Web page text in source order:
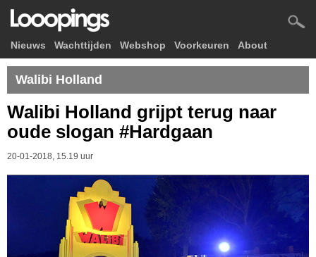
Nieuws Wachttijden Webshop Voorkeuren About
Walibi Holland
Walibi Holland grijpt terug naar
oude slogan #Hardgaan
20-01-2018, 15.19 uur